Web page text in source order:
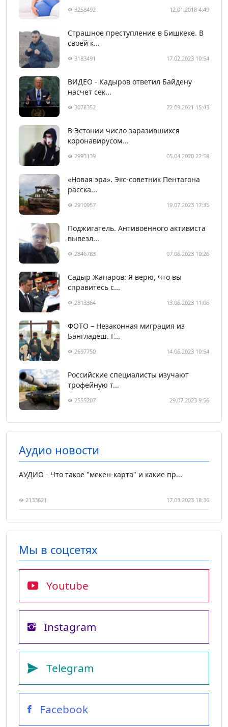
3258492 12.01.2018 4:49
Страшное преступление в Бишкеке. В
своей к...
3183491 17.02.2023 10:54
ВИДЕО - Кадыров ответил Байдену
насчет сек...
3078352 22.09.2021 15:43
В Эстонии число заразившихся
коронавирусом...
2993139 05.04.2020 22:58
«Новая эра». Экс-советник Пентагона
расска...
2910957 19.07.2023 17:35
Поджигатель. Антивоенного активиста
вывезл...
2846783 07.06.2023 10:26
Садыр Жапаров: Я верю, что вы
справитесь с...
2813364 13.06.2023 11:06
ФОТО – Незаконная миграция из
Бангладеш. Г...
2697750 14.06.2023 10:54
Российские специалисты изучают
трофейную т...
2555207 29.07.2023 9:56
Аудио новости
АУДИО - Что такое "мекен-карта" и какие пр...
2133621 17.03.2023 18:36
Мы в соцсетях
Youtube
Instagram
Telegram
Facebook